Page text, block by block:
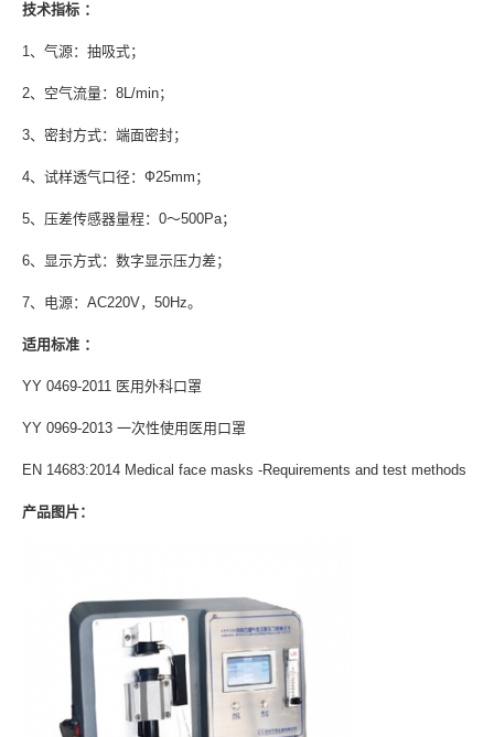
技术指标 ：
1、气源：抽吸式；
2、空气流量：8L/min；
3、密封方式：端面密封；
4、试样透气口径：Ф25mm；
5、压差传感器量程：0～500Pa；
6、显示方式：数字显示压力差；
7、电源：AC220V，50Hz。
适用标准 ：
YY 0469-2011 医用外科口罩
YY 0969-2013 一次性使用医用口罩
EN 14683:2014 Medical face masks -Requirements and test methods
产品图片：